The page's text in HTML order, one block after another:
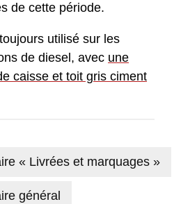
de cette période.
utilisé sur les
de diesel, avec une
caisse et toit gris ciment
« Livrées et marquages »
général